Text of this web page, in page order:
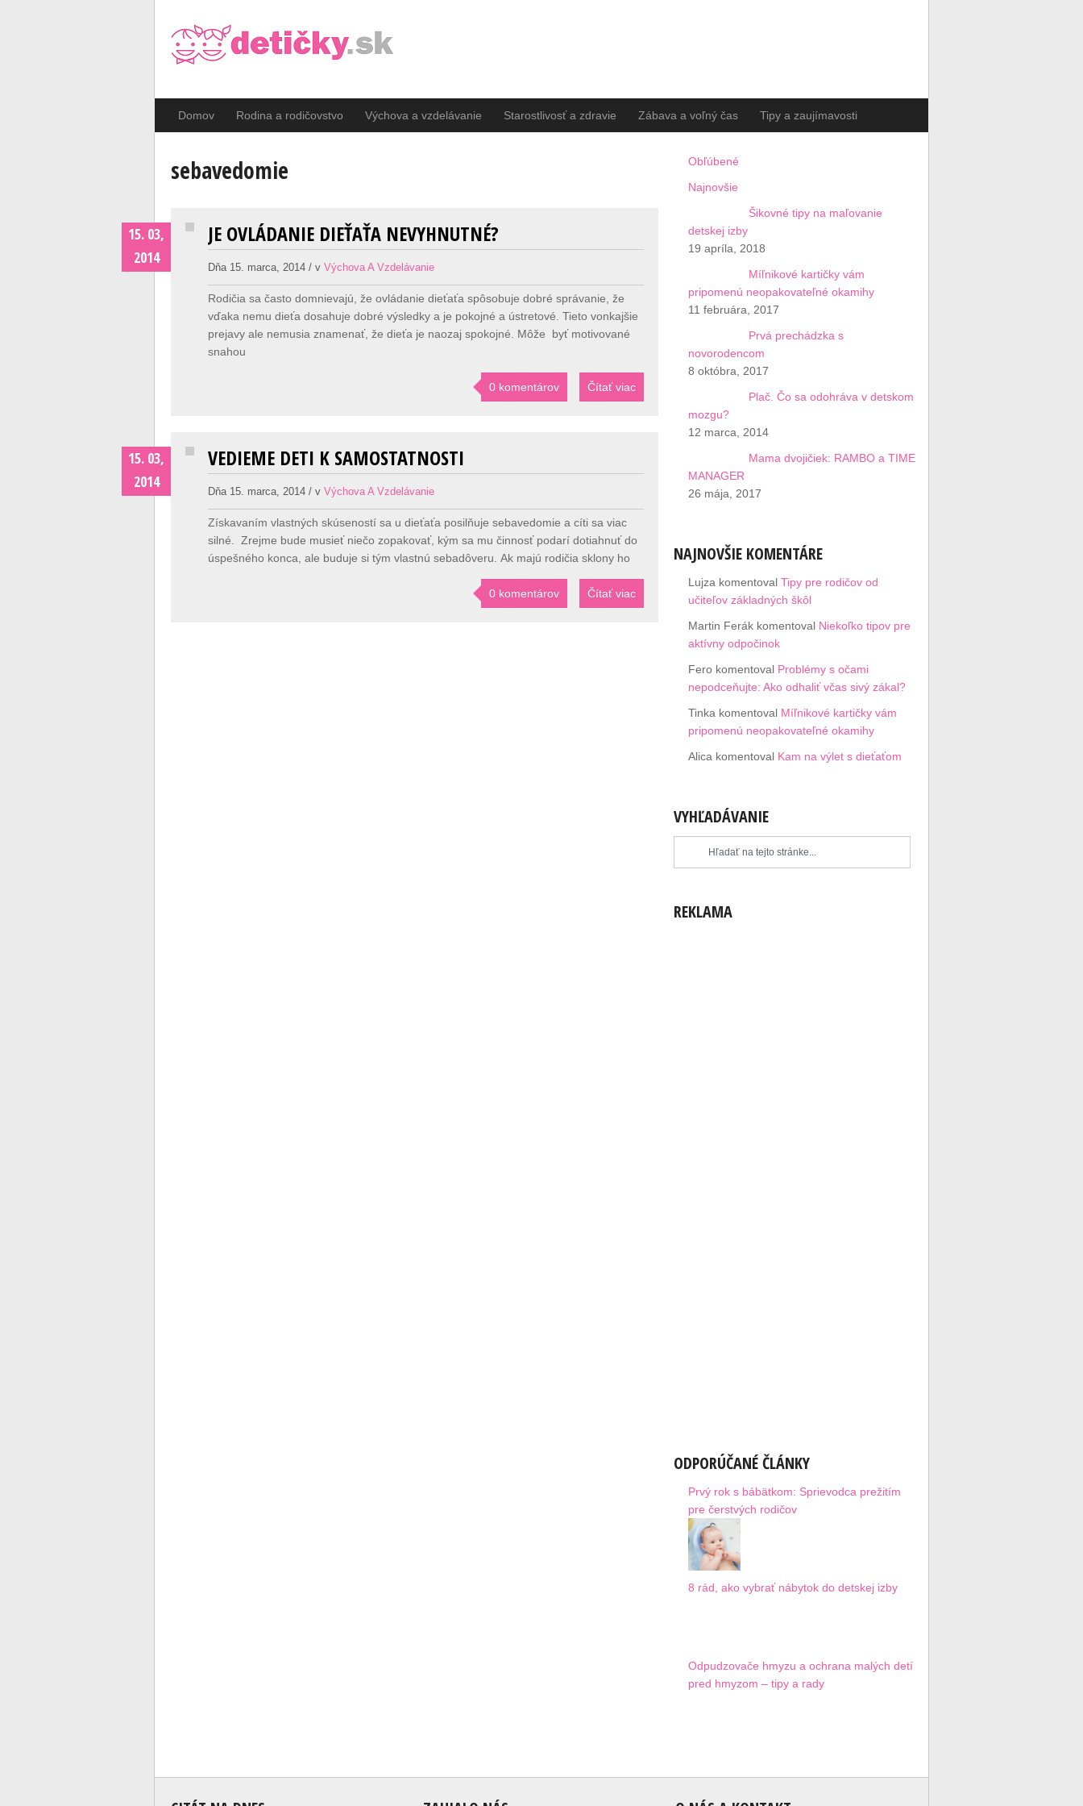
Domov Rodina a rodičovstvo Výchova a vzdelávanie Starostlivosť a zdravie Zábava a voľný čas Tipy a zaujímavosti
sebavedomie
15. 03,
2014
JE OVLÁDANIE DIEŤAŤA NEVYHNUTNÉ?
Dňa 15. marca, 2014 / vVýchova A Vzdelávanie
Rodičia sa často domnievajú, že ovládanie dieťaťa spôsobuje dobré správanie, že
vďaka nemu dieťa dosahuje dobré výsledky a je pokojné a ústretové. Tieto vonkajšie
prejavy ale nemusia znamenať, že dieťa je naozaj spokojné. Môže byť motivované
snahou
0 komentárov Čítať viac
15. 03,
2014
VEDIEME DETI K SAMOSTATNOSTI
Dňa 15. marca, 2014 / vVýchova A Vzdelávanie
Získavaním vlastných skúseností sa u dieťaťa posilňuje sebavedomie a cíti sa viac
silné. Zrejme bude musieť niečo zopakovať, kým sa mu činnosť podarí dotiahnuť do
úspešného konca, ale buduje si tým vlastnú sebadôveru. Ak majú rodičia sklony ho
0 komentárov Čítať viac
Obľúbené
Najnovšie
Šikovné tipy na maľovanie
detskej izby
19 apríla, 2018
Míľnikové kartičky vám
pripomenú neopakovateľné okamihy
11 februára, 2017
Prvá prechádzka s
novorodencom
8 októbra, 2017
Plač. Čo sa odohráva v detskom
mozgu?
12 marca, 2014
Mama dvojičiek: RAMBO a TIME
MANAGER
26 mája, 2017
NAJNOVŠIE KOMENTÁRE
Lujza komentoval Tipy pre rodičov od
učiteľov základných škôl
Martin Ferák komentoval Niekoľko tipov pre
aktívny odpočinok
Fero komentoval Problémy s očami
nepodceňujte: Ako odhaliť včas sivý zákal?
Tinka komentoval Míľnikové kartičky vám
pripomenú neopakovateľné okamihy
Alica komentoval Kam na výlet s dieťaťom
VYHĽADÁVANIE
REKLAMA
ODPORÚČANÉ ČLÁNKY
Prvý rok s bábätkom: Sprievodca prežitím
pre čerstvých rodičov
8 rád, ako vybrať nábytok do detskej izby
Odpudzovače hmyzu a ochrana malých detí
pred hmyzom – tipy a rady